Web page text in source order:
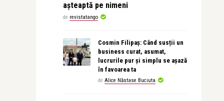
așteaptă pe nimeni
de revistatango
Cosmin Filipaș: Când susții un
business curat, asumat,
lucrurile pur și simplu se așază
în favoarea ta
de Alice Năstase Buciuta